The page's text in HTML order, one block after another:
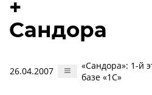
+
Сандора
26.04.2007
«Сандора»: 1-й
базе «1С»